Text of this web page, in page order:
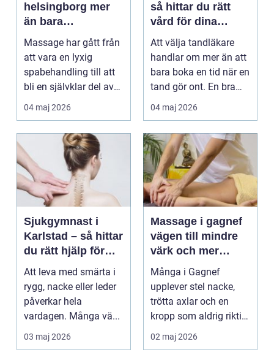
helsingborg mer
än bara
avkoppling
Massage har gått från
att vara en lyxig
spabehandling till att
bli en självklar del av
mångas vardag...
04 maj 2026
så hittar du rätt
vård för dina
tänder
Att välja tandläkare
handlar om mer än att
bara boka en tid när en
tand gör ont. En bra
tandvårdskli...
04 maj 2026
Sjukgymnast i
Karlstad – så hittar
du rätt hjälp för
smärta och rehab
Att leva med smärta i
rygg, nacke eller leder
påverkar hela
vardagen. Många vä...
03 maj 2026
Massage i gagnef
vägen till mindre
värk och mer
vardagsenergi
Många i Gagnef
upplever stel nacke,
trötta axlar och en
kropp som aldrig riktigt
hinner återhämta si...
02 maj 2026